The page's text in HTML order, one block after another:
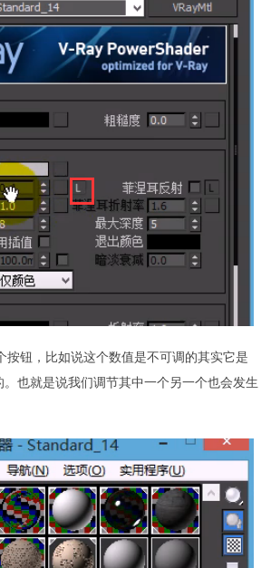
按钮，比如说这个数值是不可调的其实它是
也就是说我们调节其中一个另一个也会发生